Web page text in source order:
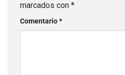
marcados con *
Comentario*